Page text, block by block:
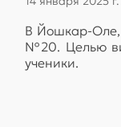
В Йошкар-Оле,
№20. Целью
ученики.